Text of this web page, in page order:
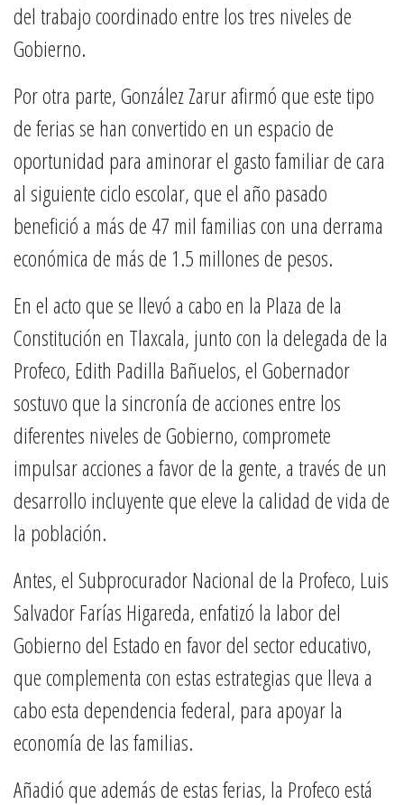
del trabajo coordinado entre los tres niveles de
Gobierno.
Por otra parte, González Zarur afirmó que este tipo
de ferias se han convertido en un espacio de
oportunidad para aminorar el gasto familiar de cara
al siguiente ciclo escolar, que el año pasado
benefició a más de 47 mil familias con una derrama
económica de más de 1.5 millones de pesos.
En el acto que se llevó a cabo en la Plaza de la
Constitución en Tlaxcala, junto con la delegada de la
Profeco, Edith Padilla Bañuelos, el Gobernador
sostuvo que la sincronía de acciones entre los
diferentes niveles de Gobierno, compromete
impulsar acciones a favor de la gente, a través de un
desarrollo incluyente que eleve la calidad de vida de
la población.
Antes, el Subprocurador Nacional de la Profeco, Luis
Salvador Farías Higareda, enfatizó la labor del
Gobierno del Estado en favor del sector educativo,
que complementa con estas estrategias que lleva a
cabo esta dependencia federal, para apoyar la
economía de las familias.
Añadió que además de estas ferias, la Profeco está